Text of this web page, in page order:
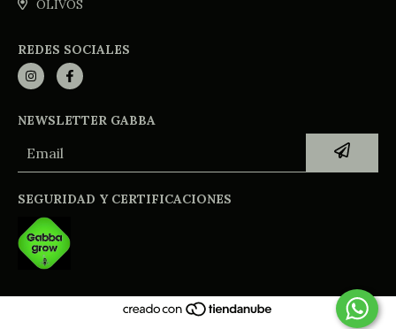
OLIVOS
REDES SOCIALES
NEWSLETTER GABBA
SEGURIDAD Y CERTIFICACIONES